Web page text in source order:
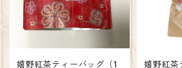
嬉野紅茶ティーバッグ（1 嬉野紅茶